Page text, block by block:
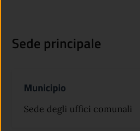
Sede principale
Municipio
Sede degli uffici comunali